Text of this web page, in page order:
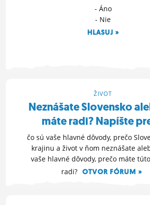
- Áno
- Nie
HLASUJ »
ŽIVOT
Neznášate Slovensko
máte radi? Napíšte
čo sú vaše hlavné dôvody, prečo
krajinu a život v ňom neznášate
vaše hlavné dôvody, prečo máte
radi? OTVOR FÓRUM »